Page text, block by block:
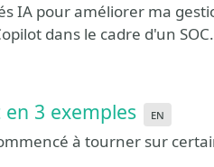
IA pour améliorer ma
dans le cadre d'un SOC.
3 exemples en
à tourner sur